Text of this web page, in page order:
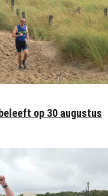
op 30 augustus